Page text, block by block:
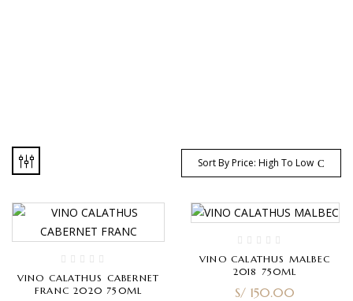
Sort By Price: High To Low
VINO CALATHUS CABERNET
FRANC 2020 750ML
VINO CALATHUS MALBEC
2018 750ML
S/ 150.00